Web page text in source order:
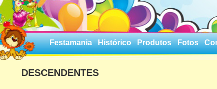
Festamania Histórico Produtos Fotos
DESCENDENTES